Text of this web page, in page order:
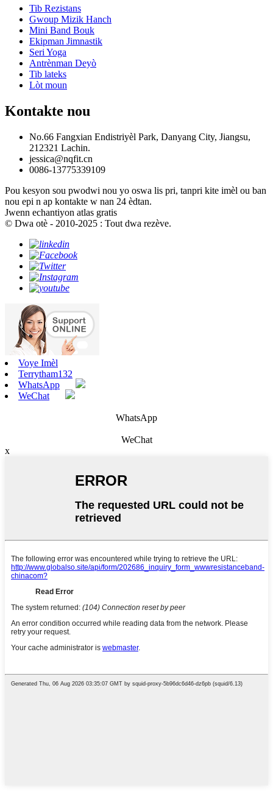
Tib Rezistans
Gwoup Mizik Hanch
Mini Band Bouk
Ekipman Jimnastik
Seri Yoga
Antrènman Deyò
Tib lateks
Lòt moun
Kontakte nou
No.66 Fangxian Endistriyèl Park, Danyang City, Jiangsu,
212321 Lachin.
jessica@nqfit.cn
0086-13775339109
Pou kesyon sou pwodwi nou yo oswa lis pri, tanpri kite imèl ou ban
nou epi n ap kontakte w nan 24 èdtan.
Jwenn echantiyon atlas gratis
© Dwa otè - 2010-2025 : Tout dwa rezève.
Voye Imèl
Terrytham132
WhatsApp
WeChat
WhatsApp
WeChat
x